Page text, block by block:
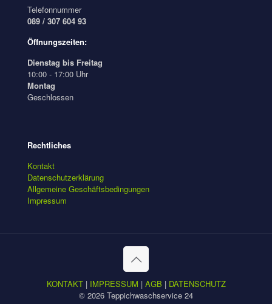
Telefonnummer
089 / 307 604 93
Öffnungszeiten:
Dienstag bis Freitag
10:00 - 17:00 Uhr
Montag
Geschlossen
Rechtliches
Kontakt
Datenschutzerklärung
Allgemeine Geschäftsbedingungen
Impressum
KONTAKT| IMPRESSUM | AGB | DATENSCHUTZ
© 2026 Teppichwaschservice 24